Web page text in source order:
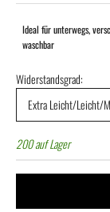
Ideal für unterwegs,
waschbar
Widerstandsgrad:
Extra Leicht/Leicht/
200 auf Lager